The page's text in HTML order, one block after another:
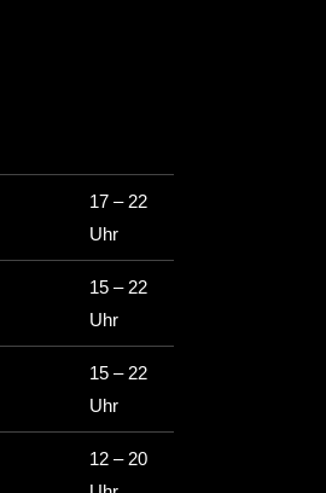
17 – 22
Uhr
15 – 22
Uhr
15 – 22
Uhr
12 – 20